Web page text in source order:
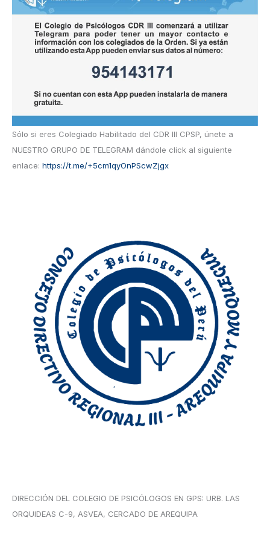
Sólo si eres Colegiado Habilitado del CDR III CPSP, únete a
NUESTRO GRUPO DE TELEGRAM dándole click al siguiente
enlace:https://t.me/+5cm1qyOnPScwZjgx
DIRECCIÓN DEL COLEGIO DE PSICÓLOGOS EN GPS: URB. LAS
ORQUIDEAS C-9, ASVEA, CERCADO DE AREQUIPA